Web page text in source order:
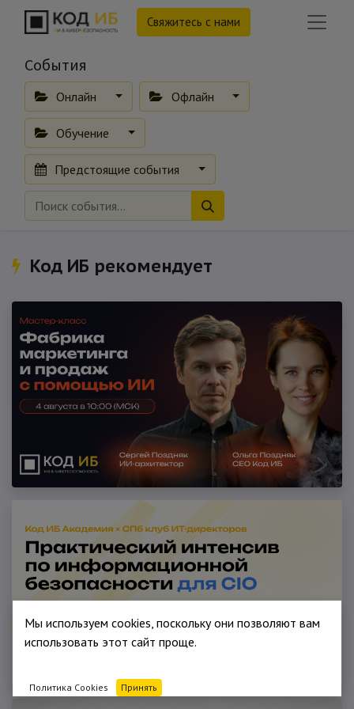
Свяжитесь с нами
События
Онлайн Офлайн
Обучение
Предстоящие события
Код ИБ рекомендует
Мы используем cookies, поскольку они позволяют вам
использовать этот сайт проще.
Политика Cookies Принять